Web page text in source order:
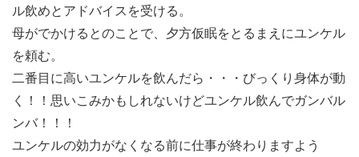
ル飲めとアドバイスを受ける。
母がでかけるとのことで、夕方仮眠をとるまえにユンケル
を頼む。
二番目に高いユンケルを飲んだら・・・びっくり身体が動
く！！思いこみかもしれないけどユンケル飲んでガンバル
ンバ！！！
ユンケルの効力がなくなる前に仕事が終わりますよう